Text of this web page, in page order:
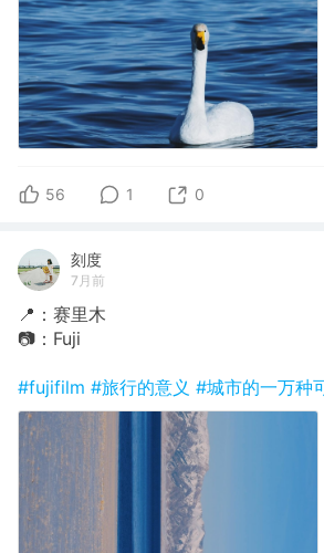
56 1 0
刻度
7月前
📍：赛里木
📷：Fuji
#fujifilm #旅行的意义 #城市的一万种